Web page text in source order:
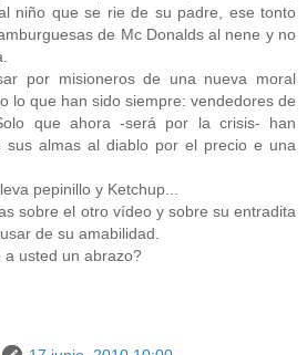
niño que se rie de su padre, ese tonto
de Mc Donalds al nene y no
por misioneros de una nueva moral
lo que han sido siempre: vendedores de
que ahora -será por la crisis- han
sus almas al diablo por el precio e una
pepinillo y Ketchup...
sobre el otro vídeo y sobre su entradita
de su amabilidad.
a usted un abrazo?